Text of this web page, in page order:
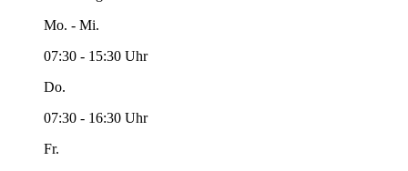
Mo. - Mi.
07:30 - 15:30 Uhr
Do.
07:30 - 16:30 Uhr
Fr.